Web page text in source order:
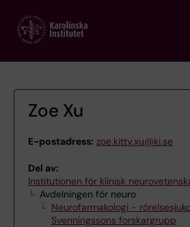
main
Zoe Xu
E-postadress: zoe.kitty.xu@ki.se
Del av:
Institutionen för klinisk
Avdelningen för neuro
Neurofarmakologi -
Svenningssons forskargrupp